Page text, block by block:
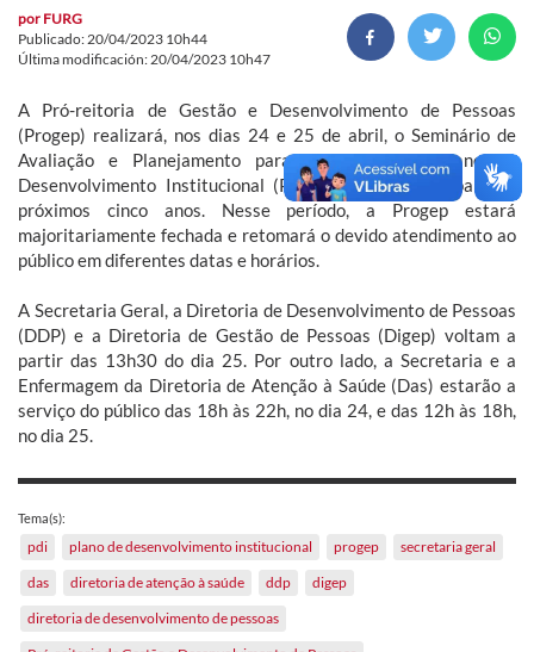
por FURG
Publicado: 20/04/2023 10h44
Última modificación: 20/04/2023 10h47
A Pró-reitoria de Gestão e Desenvolvimento de Pessoas
(Progep) realizará, nos dias 24 e 25 de abril, o Seminário de
Avaliação e Planejamento para elaboração do Plano de
Desenvolvimento Institucional (PDI) da Pró-reitoria para os
próximos cinco anos. Nesse período, a Progep estará
majoritariamente fechada e retomará o devido atendimento ao
público em diferentes datas e horários.
A Secretaria Geral, a Diretoria de Desenvolvimento de Pessoas
(DDP) e a Diretoria de Gestão de Pessoas (Digep) voltam a
partir das 13h30 do dia 25. Por outro lado, a Secretaria e a
Enfermagem da Diretoria de Atenção à Saúde (Das) estarão a
serviço do público das 18h às 22h, no dia 24, e das 12h às 18h,
no dia 25.
Tema(s):
pdi plano de desenvolvimento institucional progep
secretaria geral
das
diretoria de atenção à saúde ddp
digep
diretoria de desenvolvimento de pessoas